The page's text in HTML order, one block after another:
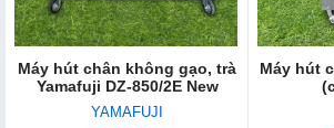
Máy hút chân không gạo, trà
Yamafuji DZ-850/2E New
YAMAFUJI
Máy hút